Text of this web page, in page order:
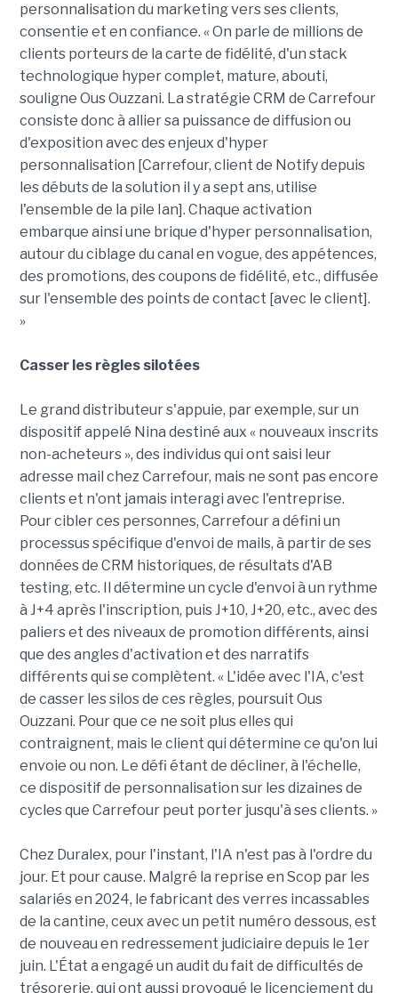
personnalisation du marketing vers ses clients,
consentie et en confiance. « On parle de millions de
clients porteurs de la carte de fidélité, d'un stack
technologique hyper complet, mature, abouti,
souligne Ous Ouzzani. La stratégie CRM de Carrefour
consiste donc à allier sa puissance de diffusion ou
d'exposition avec des enjeux d'hyper
personnalisation [Carrefour, client de Notify depuis
les débuts de la solution il y a sept ans, utilise
l'ensemble de la pile Ian]. Chaque activation
embarque ainsi une brique d'hyper personnalisation,
autour du ciblage du canal en vogue, des appétences,
des promotions, des coupons de fidélité, etc., diffusée
sur l'ensemble des points de contact [avec le client].
»
Casser les règles silotées
Le grand distributeur s'appuie, par exemple, sur un
dispositif appelé Nina destiné aux « nouveaux inscrits
non-acheteurs », des individus qui ont saisi leur
adresse mail chez Carrefour, mais ne sont pas encore
clients et n'ont jamais interagi avec l'entreprise.
Pour cibler ces personnes, Carrefour a défini un
processus spécifique d'envoi de mails, à partir de ses
données de CRM historiques, de résultats d'AB
testing, etc. Il détermine un cycle d'envoi à un rythme
à J+4 après l'inscription, puis J+10, J+20, etc., avec des
paliers et des niveaux de promotion différents, ainsi
que des angles d'activation et des narratifs
différents qui se complètent. « L'idée avec l'IA, c'est
de casser les silos de ces règles, poursuit Ous
Ouzzani. Pour que ce ne soit plus elles qui
contraignent, mais le client qui détermine ce qu'on lui
envoie ou non. Le défi étant de décliner, à l'échelle,
ce dispositif de personnalisation sur les dizaines de
cycles que Carrefour peut porter jusqu'à ses clients. »
Chez Duralex, pour l'instant, l'IA n'est pas à l'ordre du
jour. Et pour cause. Malgré la reprise en Scop par les
salariés en 2024, le fabricant des verres incassables
de la cantine, ceux avec un petit numéro dessous, est
de nouveau en redressement judiciaire depuis le 1er
juin. L'État a engagé un audit du fait de difficultés de
trésorerie, qui ont aussi provoqué le licenciement du